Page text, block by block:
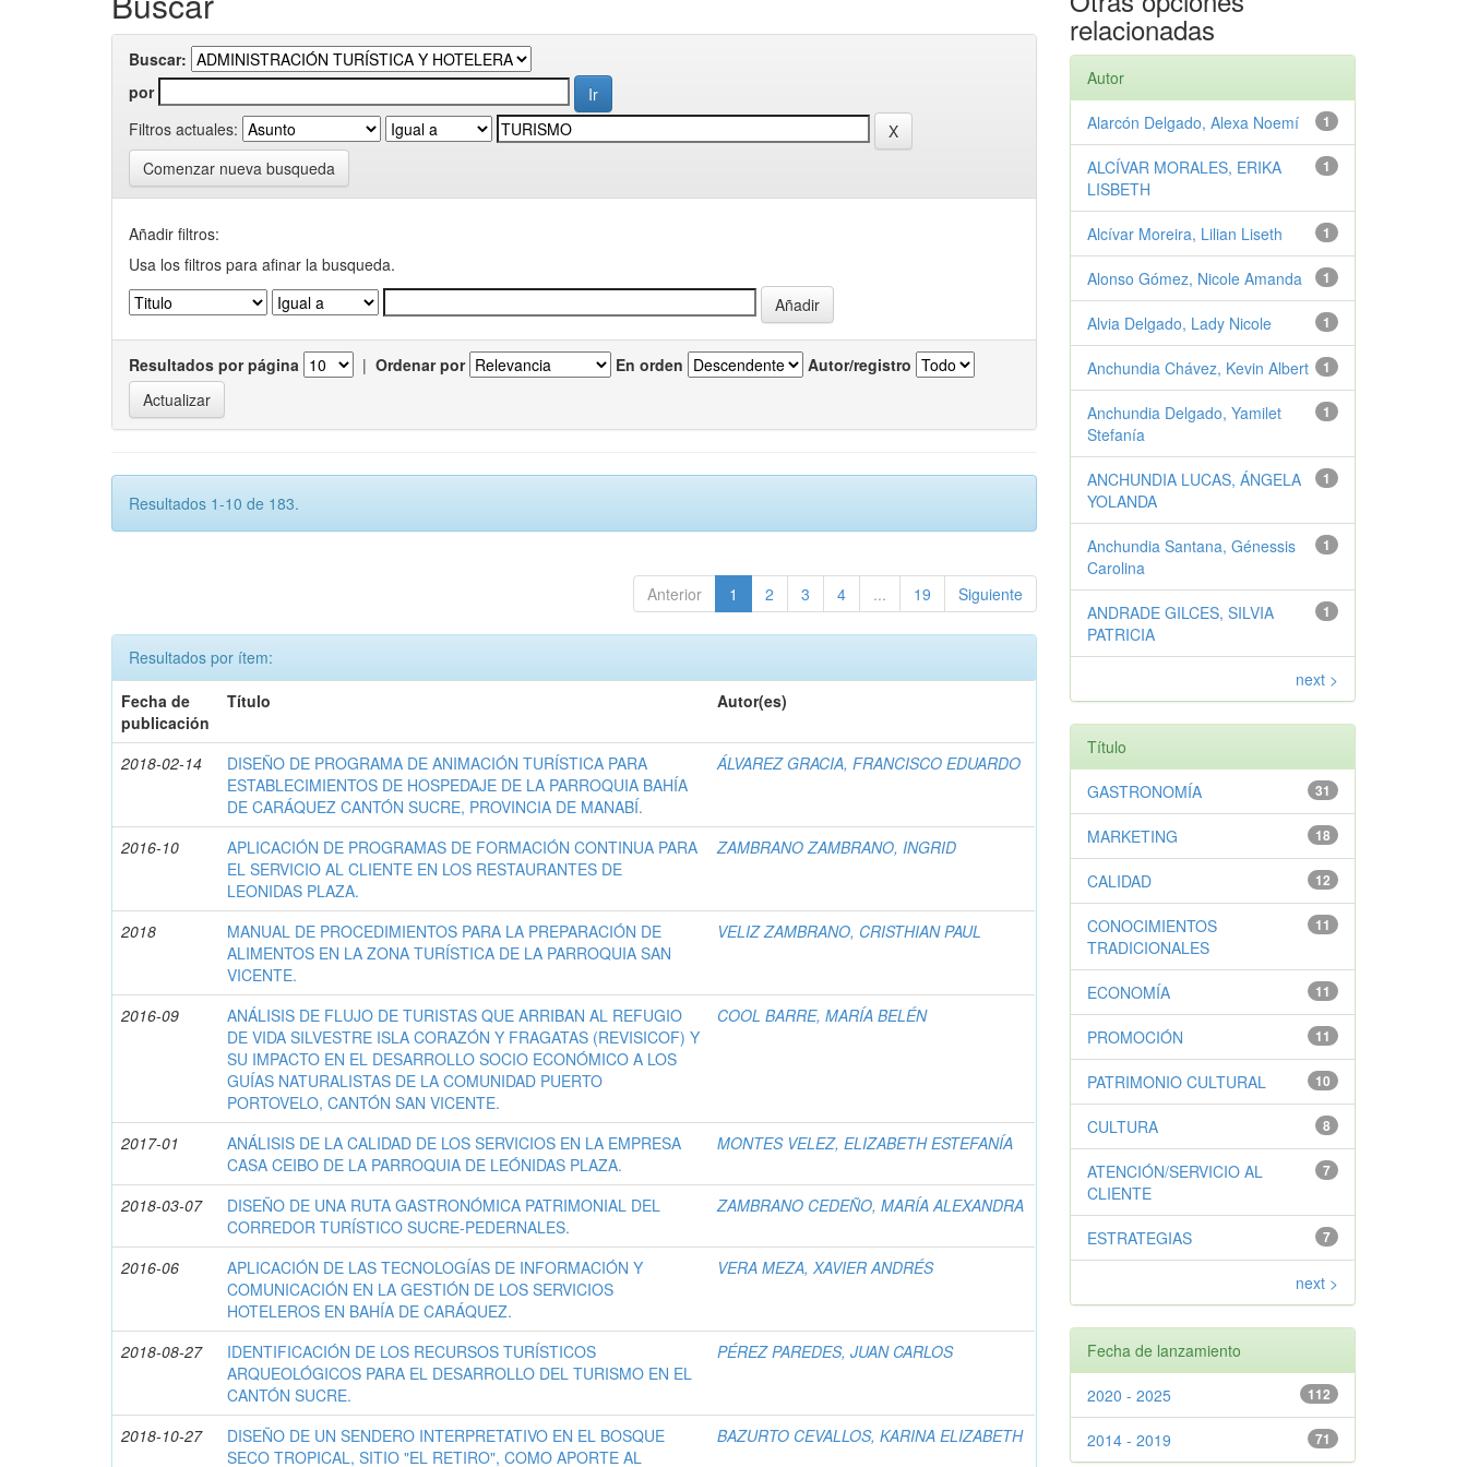
Buscar:
por
Filtros actuales:
Comenzar nueva busqueda
Añadir filtros:
Usa los filtros para afinar la busqueda.
Resultados por página | Ordenar por En orden Autor/registro
Resultados 1-10 de 183.
Anterior 1 2 3 4 ... 19 Siguiente
Resultados por ítem:
Fecha de
publicación
Título Autor(es)
2018-02-14
DISEÑO DE PROGRAMA DE ANIMACIÓN TURÍSTICA PARA
ESTABLECIMIENTOS DE HOSPEDAJE DE LA PARROQUIA BAHÍA
DE CARÁQUEZ CANTÓN SUCRE, PROVINCIA DE MANABÍ.
ÁLVAREZ GRACIA, FRANCISCO EDUARDO
2016-10
APLICACIÓN DE PROGRAMAS DE FORMACIÓN CONTINUA PARA
EL SERVICIO AL CLIENTE EN LOS RESTAURANTES DE
LEONIDAS PLAZA.
ZAMBRANO ZAMBRANO, INGRID
2018
MANUAL DE PROCEDIMIENTOS PARA LA PREPARACIÓN DE
ALIMENTOS EN LA ZONA TURÍSTICA DE LA PARROQUIA SAN
VICENTE.
VELIZ ZAMBRANO, CRISTHIAN PAUL
2016-09
ANÁLISIS DE FLUJO DE TURISTAS QUE ARRIBAN AL REFUGIO
DE VIDA SILVESTRE ISLA CORAZÓN Y FRAGATAS (REVISICOF) Y
SU IMPACTO EN EL DESARROLLO SOCIO ECONÓMICO A LOS
GUÍAS NATURALISTAS DE LA COMUNIDAD PUERTO
PORTOVELO, CANTÓN SAN VICENTE.
COOL BARRE, MARÍA BELÉN
2017-01
ANÁLISIS DE LA CALIDAD DE LOS SERVICIOS EN LA EMPRESA
CASA CEIBO DE LA PARROQUIA DE LEÓNIDAS PLAZA.
MONTES VELEZ, ELIZABETH ESTEFANÍA
2018-03-07
DISEÑO DE UNA RUTA GASTRONÓMICA PATRIMONIAL DEL
CORREDOR TURÍSTICO SUCRE-PEDERNALES.
ZAMBRANO CEDEÑO, MARÍA ALEXANDRA
2016-06
APLICACIÓN DE LAS TECNOLOGÍAS DE INFORMACIÓN Y
COMUNICACIÓN EN LA GESTIÓN DE LOS SERVICIOS
HOTELEROS EN BAHÍA DE CARÁQUEZ.
VERA MEZA, XAVIER ANDRÉS
2018-08-27
IDENTIFICACIÓN DE LOS RECURSOS TURÍSTICOS
ARQUEOLÓGICOS PARA EL DESARROLLO DEL TURISMO EN EL
CANTÓN SUCRE.
PÉREZ PAREDES, JUAN CARLOS
2018-10-27
DISEÑO DE UN SENDERO INTERPRETATIVO EN EL BOSQUE
SECO TROPICAL, SITIO "EL RETIRO", COMO APORTE AL
BAZURTO CEVALLOS, KARINA ELIZABETH
relacionadas
Autor
1
Alarcón Delgado, Alexa Noemí
1
ALCÍVAR MORALES, ERIKA
LISBETH
1
Alcívar Moreira, Lilian Liseth
1
Alonso Gómez, Nicole Amanda
1
Alvia Delgado, Lady Nicole
1
Anchundia Chávez, Kevin Albert
1
Anchundia Delgado, Yamilet
Stefanía
1
ANCHUNDIA LUCAS, ÁNGELA
YOLANDA
1
Anchundia Santana, Génessis
Carolina
1
ANDRADE GILCES, SILVIA
PATRICIA
next >
Título
31
GASTRONOMÍA
18
MARKETING
12
CALIDAD
11
CONOCIMIENTOS
TRADICIONALES
11
ECONOMÍA
11
PROMOCIÓN
10
PATRIMONIO CULTURAL
8
CULTURA
7
ATENCIÓN/SERVICIO AL
CLIENTE
7
ESTRATEGIAS
next >
Fecha de lanzamiento
112
2020 - 2025
71
2014 - 2019